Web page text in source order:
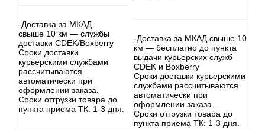
-Доставка за МКАД
свыше 10 км — службы
доставки CDEK/Boxberry
Сроки доставки
курьерскими службами
рассчитываются
автоматически при
оформлении заказа.
Сроки отгрузки товара до
пункта приема ТК: 1-3 дня.
-Доставка за МКАД свыше 10
км — бесплатно до пункта
выдачи курьерских служб
CDEK и Boxberry
Сроки доставки курьерскими
службами рассчитываются
автоматически при
оформлении заказа.
Сроки отгрузки товара до
пункта приема ТК: 1-3 дня.